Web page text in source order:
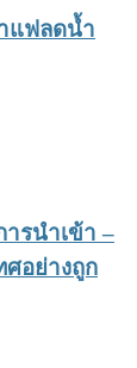
แฟลดน้ำ
รนำเข้า –
ศอย่างถูก